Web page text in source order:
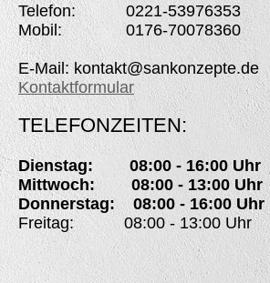
Telefon: 0221-53976353
Mobil: 0176-70078360
E-Mail: kontakt@sankonzepte.de
Kontaktformular
TELEFONZEITEN:
Dienstag: 08:00 - 16:00 Uhr
Mittwoch: 08:00 - 13:00 Uhr
Donnerstag: 08:00 - 16:00 Uhr
Freitag: 08:00 - 13:00 Uhr